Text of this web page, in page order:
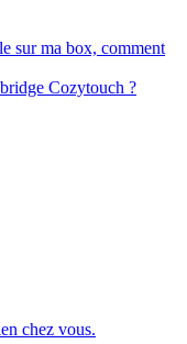
sur ma box, comment
Cozytouch ?
chez vous.